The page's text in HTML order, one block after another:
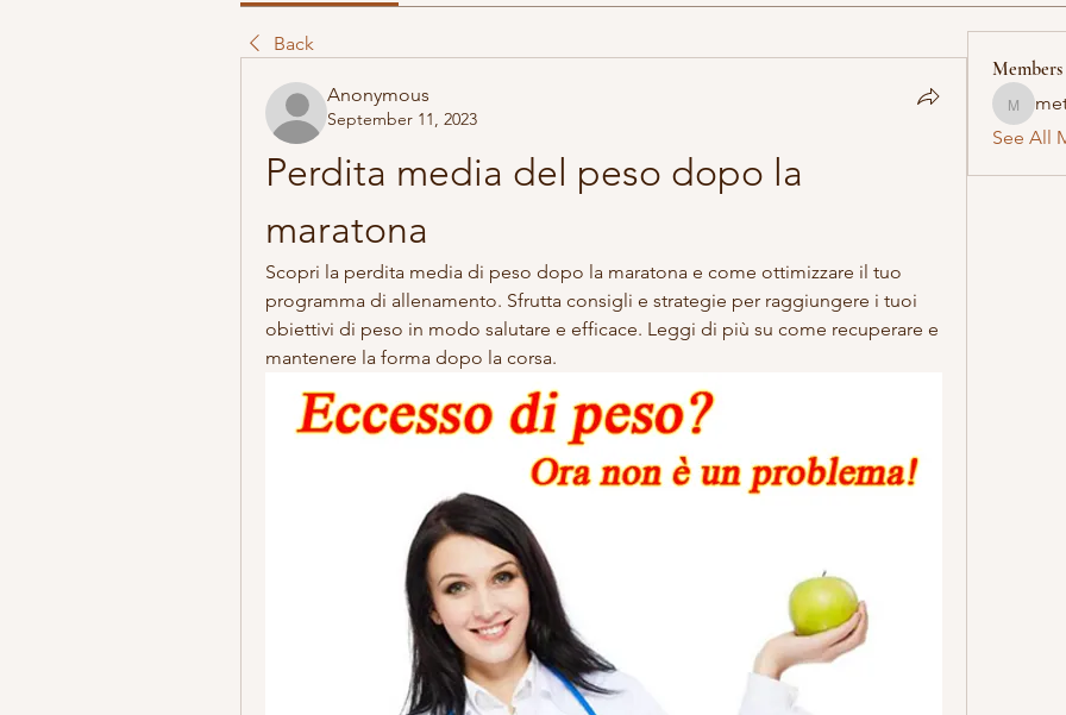
Back
Anonymous
September 11, 2023
Perdita media del peso dopo la
maratona
Scopri la perdita media di peso dopo la maratona e come ottimizzare il tuo
programma di allenamento. Sfrutta consigli e strategie per raggiungere i tuoi
obiettivi di peso in modo salutare e efficace. Leggi di più su come recuperare e
mantenere la forma dopo la corsa.
Members
See All